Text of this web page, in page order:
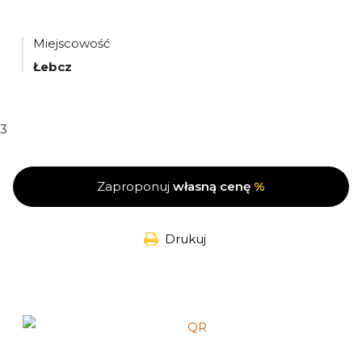
Miejscowość
Łebcz
3
Zaproponuj własną cenę %
Drukuj